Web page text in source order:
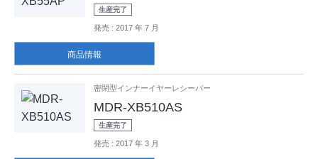
生産完了
発売 : 2017 年 7 月
商品情報
密閉型インナーイヤーレシーバー
MDR-XB510AS
生産完了
発売 : 2017 年 3 月